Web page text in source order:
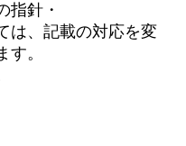
指針・
は、記載の対応を変
。